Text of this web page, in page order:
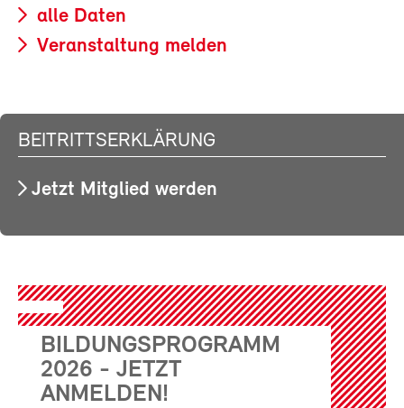
alle Daten
Veranstaltung melden
BEITRITTSERKLÄRUNG
Jetzt Mitglied werden
BILDUNGSPROGRAMM
2026 - JETZT
ANMELDEN!